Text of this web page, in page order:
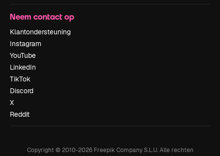
Neem contact op
Klantondersteuning
Instagram
YouTube
LinkedIn
TikTok
Discord
X
Reddit
Copyright © 2010-2026Freepik Company S.L.U. Alle rechten